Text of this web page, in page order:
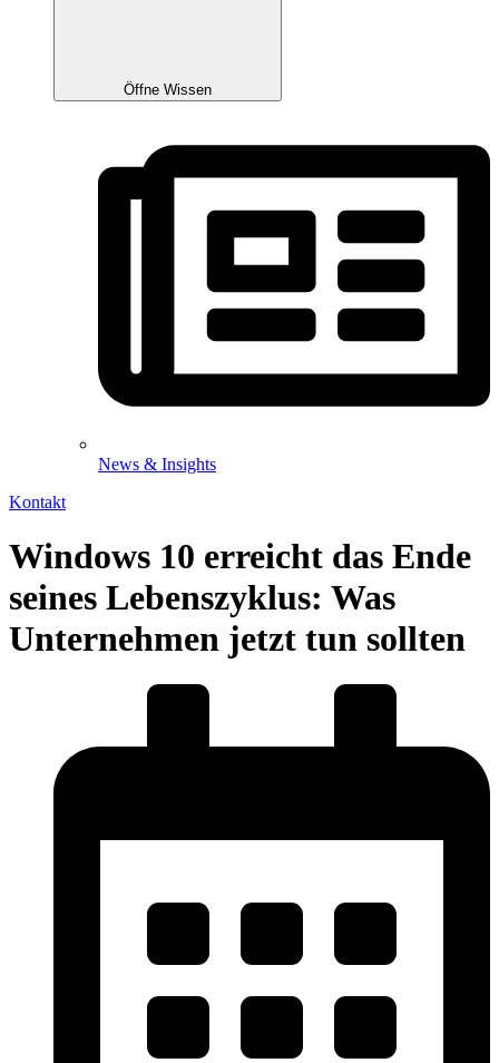
Öffne Wissen
News & Insights
Kontakt
Windows 10 erreicht das Ende
seines Lebenszyklus: Was
Unternehmen jetzt tun sollten